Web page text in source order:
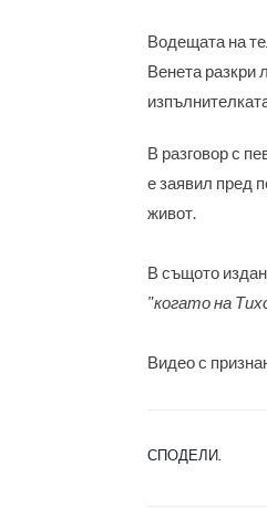
Водещата на
Венета разкри
В разговор с
е заявил пред
живот.
В същото
"когато на
Видео с
СПОДЕЛИ.